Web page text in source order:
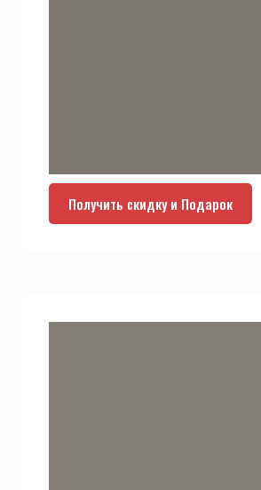
Получить скидку и Подарок